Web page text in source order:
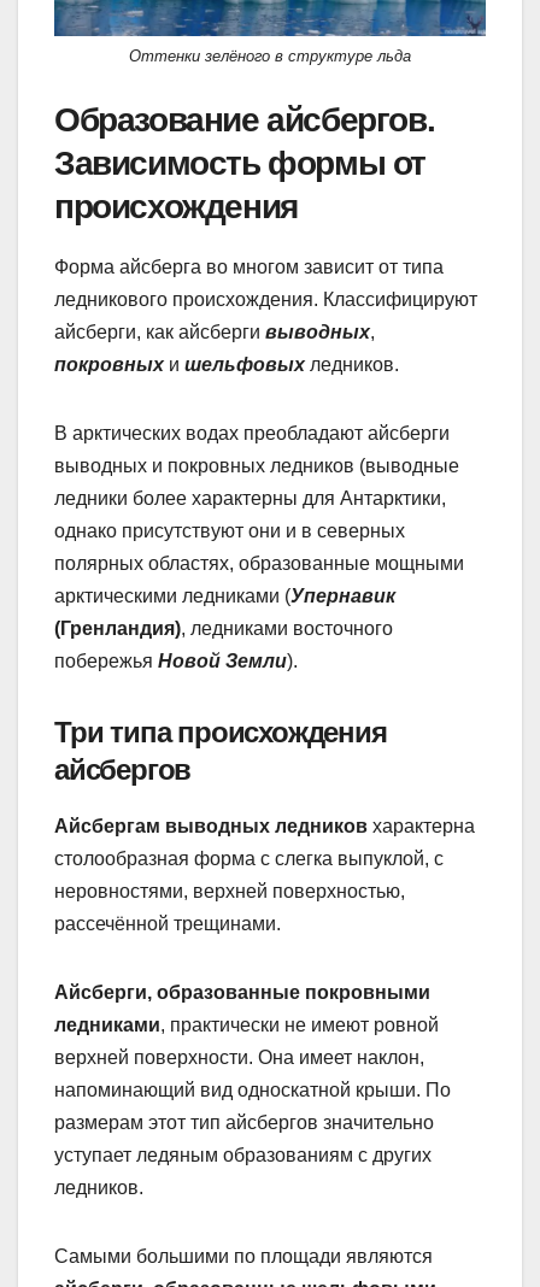
Оттенки зелёного в структуре льда
Образование айсбергов.
Зависимость формы от
происхождения
Форма айсберга во многом зависит от типа
ледникового происхождения. Классифицируют
айсберги, как айсберги выводных,
покровных и шельфовыхледников.
В арктических водах преобладают айсберги
выводных и покровных ледников (выводные
ледники более характерны для Антарктики,
однако присутствуют они и в северных
полярных областях, образованные мощными
арктическими ледниками (Упернавик
(Гренландия), ледниками восточного
побережья Новой Земли).
Три типа происхождения
айсбергов
Айсбергам выводных ледников характерна
столообразная форма с слегка выпуклой, с
неровностями, верхней поверхностью,
рассечённой трещинами.
Айсберги, образованные покровными
ледниками, практически не имеют ровной
верхней поверхности. Она имеет наклон,
напоминающий вид односкатной крыши. По
размерам этот тип айсбергов значительно
уступает ледяным образованиям с других
ледников.
Самыми большими по площади являются